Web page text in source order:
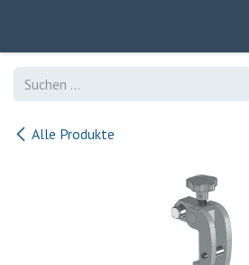
Alle Produkte